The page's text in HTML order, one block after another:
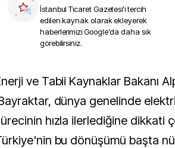
İstanbul Ticaret Gazetesi'i tercih
edilen kaynak olarak ekleyerek
haberlerimizi Google'da daha sık
görebilirsiniz.
dünya genelinde
hızla ilerlediğine dikkati
bu dönüşümü başta